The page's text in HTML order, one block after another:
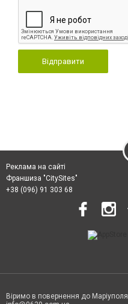
Відправити
Реклама на сайті
Франшиза "CitySites"
+38 (096) 91 303 68
Віримо в повернення до Маріуполя